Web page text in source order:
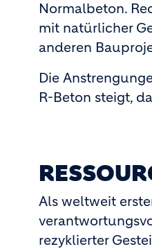
Normalbeton.
mit natürlicher
anderen
Die
R­-Beton steigt,
Als weltweit
rezyklierter